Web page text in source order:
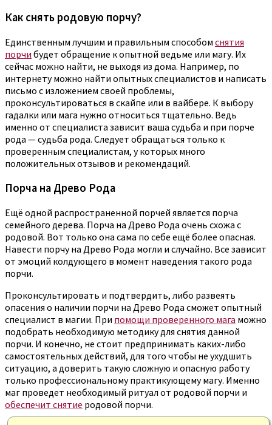
Как снять родовую порчу?
Единственным лучшим и правильным способом снятия
порчи будет обращение к опытной ведьме или магу. Их
сейчас можно найти, не выходя из дома. Например, по
интернету можно найти опытных специалистов и написать
письмо с изложением своей проблемы,
проконсультироваться в скайпе или в вайбере. К выбору
гадалки или мага нужно относиться тщательно. Ведь
именно от специалиста зависит ваша судьба и при порче
рода — судьба рода. Следует обращаться только к
проверенным специалистам, у которых много
положительных отзывов и рекомендаций.
Порча на Древо Рода
Ещё одной распространенной порчей является порча
семейного дерева. Порча на Древо Рода очень схожа с
родовой. Вот только она сама по себе ещё более опасная.
Навести порчу на Древо Рода могли и случайно. Все зависит
от эмоций колдующего в момент наведения такого рода
порчи.
Проконсультировать и подтвердить, либо развеять
опасения о наличии порчи на Древо Рода сможет опытный
специалист в магии. При помощи проверенного мага можно
подобрать необходимую методику для снятия данной
порчи. И конечно, не стоит предпринимать каких-либо
самостоятельных действий, для того чтобы не ухудшить
ситуацию, а доверить такую сложную и опасную работу
только профессиональному практикующему магу. Именно
маг проведет необходимый ритуал от родовой порчи и
обеспечит снятие родовой порчи.